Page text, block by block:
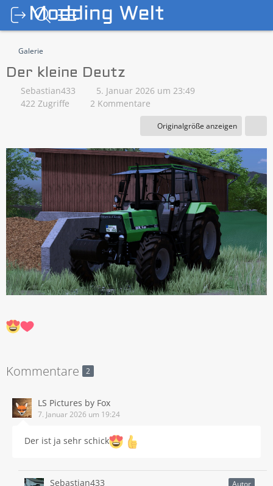
Galerie
Der kleine Deutz
Sebastian433
5. Januar 2026 um 23:49
422 Zugriffe
2 Kommentare
Originalgröße anzeigen
Kommentare 2
LS Pictures by Fox
7. Januar 2026 um 19:24
Der ist ja sehr schick
Sebastian433 Autor